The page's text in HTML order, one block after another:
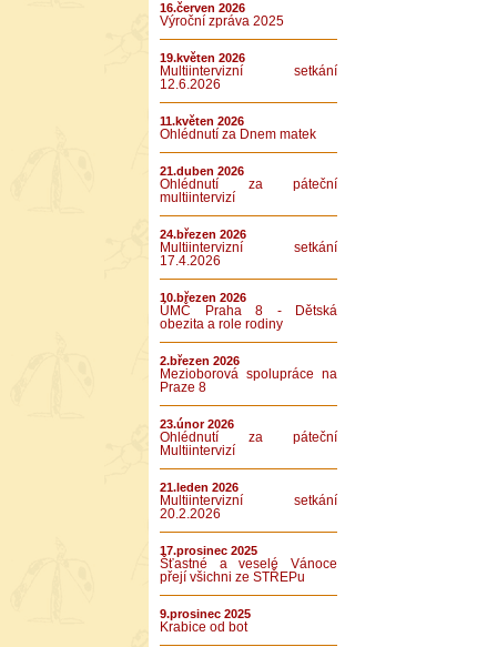
16.červen 2026
Výroční zpráva 2025
19.květen 2026
Multiintervizní setkání
12.6.2026
11.květen 2026
Ohlédnutí za Dnem matek
21.duben 2026
Ohlédnutí za páteční
multiintervizí
24.březen 2026
Multiintervizní setkání
17.4.2026
10.březen 2026
ÚMČ Praha 8 - Dětská
obezita a role rodiny
2.březen 2026
Mezioborová spolupráce na
Praze 8
23.únor 2026
Ohlédnutí za páteční
Multiintervizí
21.leden 2026
Multiintervizní setkání
20.2.2026
17.prosinec 2025
Šťastné a veselé Vánoce
přejí všichni ze STŘEPu
9.prosinec 2025
Krabice od bot